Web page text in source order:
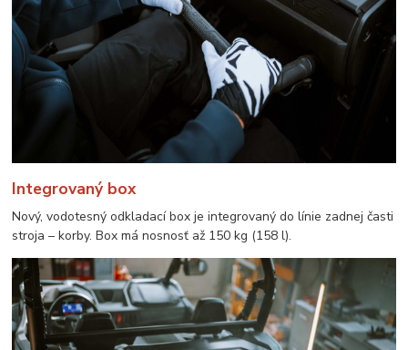
Integrovaný box
Nový, vodotesný odkladací box je integrovaný do línie zadnej časti
stroja – korby. Box má nosnosť až 150 kg (158 l).